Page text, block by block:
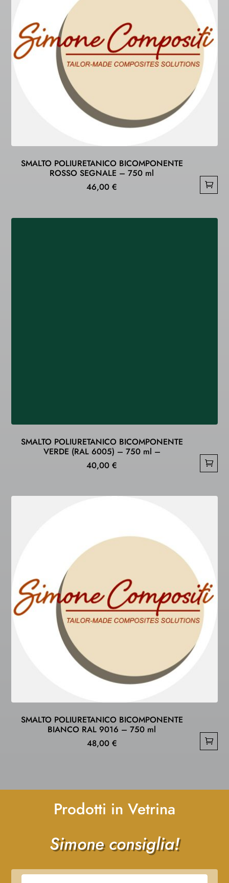
SMALTO POLIURETANICO BICOMPONENTE
ROSSO SEGNALE – 750 ml
46,00 €
SMALTO POLIURETANICO BICOMPONENTE
VERDE (RAL 6005) – 750 ml –
40,00 €
SMALTO POLIURETANICO BICOMPONENTE
BIANCO RAL 9016 – 750 ml
48,00 €
Prodotti in Vetrina
Simone consiglia!